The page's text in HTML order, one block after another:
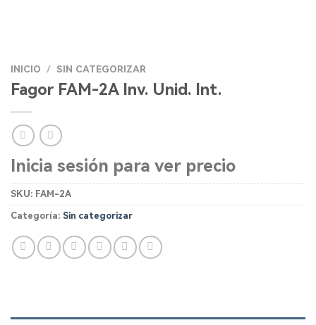
INICIO / SIN CATEGORIZAR
Fagor FAM-2A Inv. Unid. Int.
Inicia sesión para ver precio
SKU: FAM-2A
Categoría: Sin categorizar